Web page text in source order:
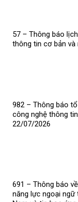
57 – Thông báo
thông tin cơ bản
982 – Thông báo
công nghệ thông
22/07/2026
691 – Thông báo
năng lực ngoại ngữ